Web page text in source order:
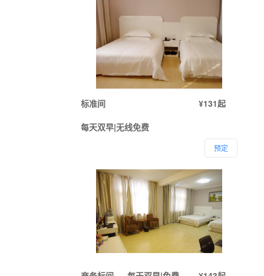
标准间
¥131起
每天双早|无线免费
预定